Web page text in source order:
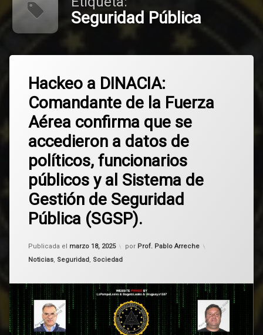
Seguridad Pública
Hackeo a DINACIA:
Comandante de la Fuerza
Aérea confirma que se
accedieron a datos de
políticos, funcionarios
públicos y al Sistema de
Gestión de Seguridad
Pública (SGSP).
Publicada el marzo 18, 2025
Actualizado el marzo 18, 2025
por Prof. Pablo Arreche
Categorías:
Noticias, Seguridad, Sociedad
DINACIA
hackeo
Presidencia
Seguridad
Pública
Uruguay
un
comentario
en
Hackeo
a
DINACIA:
Comandante
la
Fuerza
Aérea
confirma
que
se
accedieron
datos
de
públicos
y
al
Sistema
de